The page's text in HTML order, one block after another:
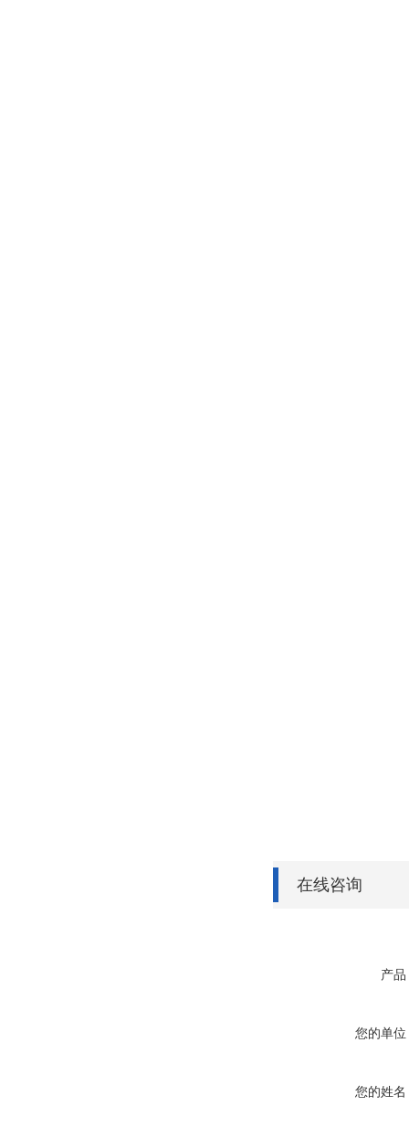
在线咨询
产品
您的单位
您的姓名